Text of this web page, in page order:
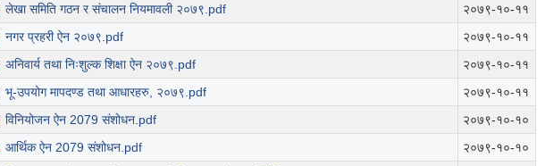
लेखा समिति गठन र संचालन नियमावली २०७९.pdf
२०७९-१०-११
नगर प्रहरी ऐन २०७९.pdf
२०७९-१०-११
अनिवार्य तथा निःशुल्क शिक्षा ऐन २०७९.pdf
२०७९-१०-११
भू-उपयोग मापदण्ड तथा आधारहरु, २०७९.pdf
२०७९-१०-११
विनियोजन ऐन 2079 संशोधन.pdf
२०७९-१०-१०
आर्थिक ऐन 2079 संशोधन.pdf
२०७९-१०-१०